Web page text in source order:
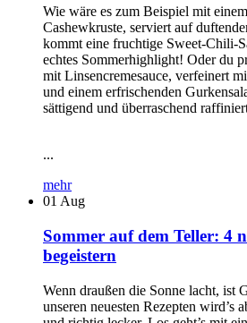
Wie wäre es zum Beispiel mit
Cashewkruste, serviert auf
kommt eine fruchtige Sweet-Chili-
echtes Sommerhighlight! Oder du
mit Linsencremesauce, verfeinert
und einem erfrischenden
sättigend und überraschend
...
mehr
01 Aug
Sommer auf dem Teller: 4
begeistern
Wenn draußen die Sonne lacht, ist
unseren neuesten Rezepten wird’s